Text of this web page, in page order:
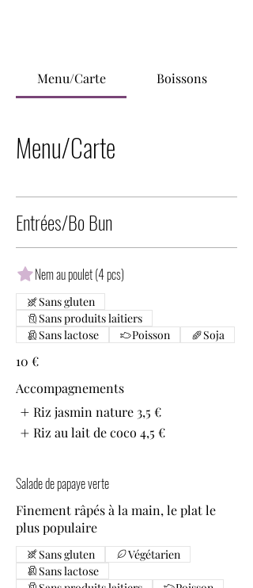
Menu/Carte Boissons
Menu/Carte
Entrées/Bo Bun
Nem au poulet (4 pcs)
10 €
Sans gluten
Sans produits laitiers
Sans lactose
Poisson Soja
Accompagnements
Riz jasmin nature 3,5 €
Riz au lait de coco 4,5 €
Salade de papaye verte
Finement râpés à la main, le plat le
plus populaire
Sans gluten
Végétarien
Sans lactose